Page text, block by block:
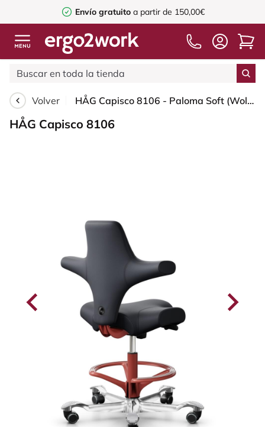
Envío gratuito a partir de 150,00€
Volver HÅG Capisco 8106 - Paloma Soft (Wollsdorf) - Cuero semi-anilina - ATG55185 - Charcoal - Blush Rose - 265 mm (seat height 53-79cm) - Hard castors for soft floors
HÅG Capisco 8106